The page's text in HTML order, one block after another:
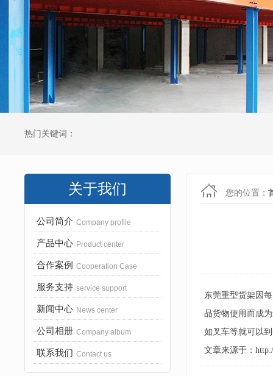
热门关键词：
关于我们
公司简介 Company profile
产品中心 Product center
合作案例 Cooperation Case
服务支持 service support
新闻中心 News center
公司相册 Company album
联系我们 Contact us
您的位置：
东莞重型货架因
品货物使用而成
如叉车等就可以
文章来源于：